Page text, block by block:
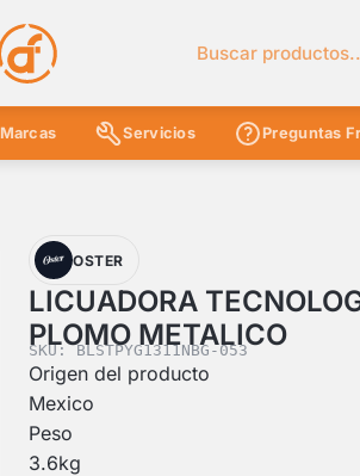
Buscar en el
Marcas Servicios Preguntas
OSTER
LICUADORA
PLOMO METALICO
SKU: BLSTPYG1311NBG-053
Origen del producto
Mexico
Peso
3.6kg